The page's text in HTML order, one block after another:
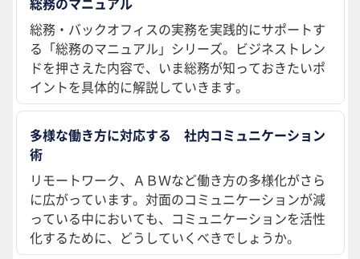
総務・バックオフィスの実務を実践的にサポートす
る「総務のマニュアル」シリーズ。ビジネストレン
ドを押さえた内容で、いま総務が知っておきたいポ
イントを具体的に解説していきます。
多様な働き方に対応する 社内コミュニケーション
術
リモートワーク、ＡＢＷなど働き方の多様化がさら
に広がっています。対面のコミュニケーションが減
っている中においても、コミュニケーションを活性
化するために、どうしていくべきでしょうか。